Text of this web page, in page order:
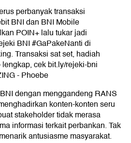
perbanyak transaksi
BNI dan BNI Mobile
POIN+ lalu tukar jadi
BNI#GaPakeNantidi
Transaksi sat set, hadiah
cek bit.ly/rejeki-bni
- Phoebe
dengan menggandeng RANS
konten-konten seru
stakeholder tidak merasa
informasi terkait perbankan. Tak
antusiasme masyarakat.